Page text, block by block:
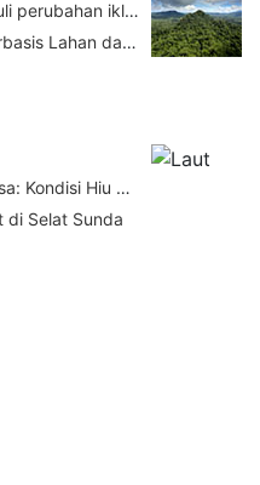
iklim
Unggulan yang Berkelanjutan
Perairan Indo-Pasifik
di Selat Sunda